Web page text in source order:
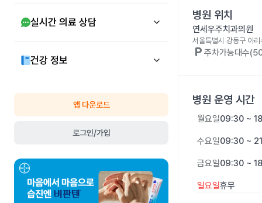
실시간 의료 상담
건강 정보
앱 다운로드
로그인/가입
병원 위치
연세우주치과의원
서울특별시 강동구 아
local_parking 주차가능대수
병원 운영 시간
월요일09:30 ~
수요일09:30 ~
금요일09:30 ~
일요일휴무